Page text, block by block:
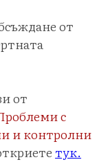
от
от
с
и контролни
тук.